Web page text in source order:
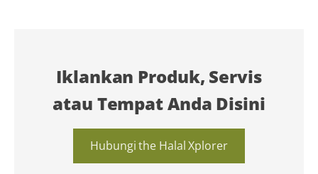
Iklankan Produk, Servis
atau Tempat Anda Disini
Hubungi the Halal Xplorer